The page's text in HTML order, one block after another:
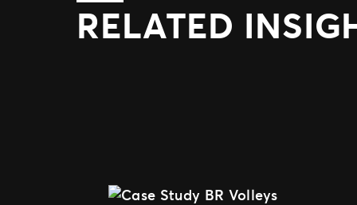
RELATED